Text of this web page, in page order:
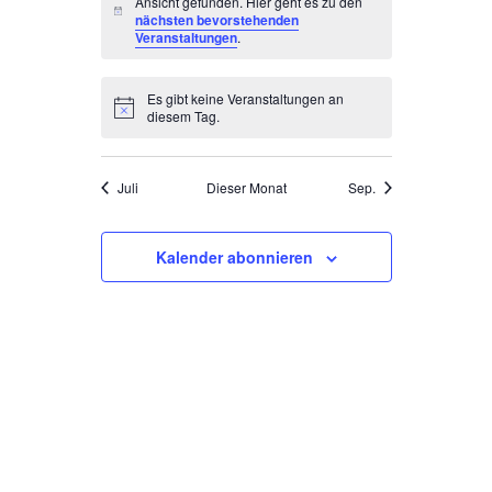
Hinweis
nächsten bevorstehenden
Veranstaltungen.
Hinweis
Es gibt keine Veranstaltungen an
diesem Tag.
Juli Dieser Monat Sep.
Kalender abonnieren